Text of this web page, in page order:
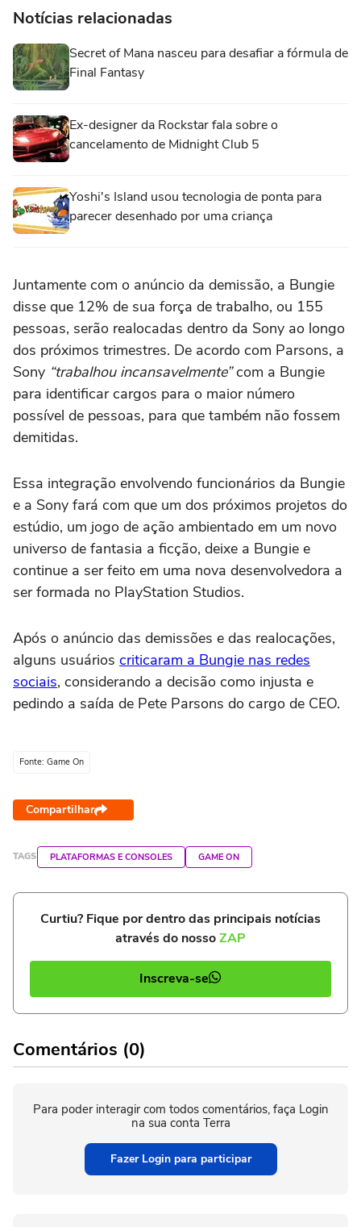
Notícias relacionadas
Secret of Mana nasceu para desafiar a fórmula de
Final Fantasy
Ex-designer da Rockstar fala sobre o
cancelamento de Midnight Club 5
Yoshi's Island usou tecnologia de ponta para
parecer desenhado por uma criança
Juntamente com o anúncio da demissão, a Bungie
disse que 12% de sua força de trabalho, ou 155
pessoas, serão realocadas dentro da Sony ao longo
dos próximos trimestres. De acordo com Parsons, a
Sony “trabalhou incansavelmente”com a Bungie
para identificar cargos para o maior número
possível de pessoas, para que também não fossem
demitidas.
Essa integração envolvendo funcionários da Bungie
e a Sony fará com que um dos próximos projetos do
estúdio, um jogo de ação ambientado em um novo
universo de fantasia a ficção, deixe a Bungie e
continue a ser feito em uma nova desenvolvedora a
ser formada no PlayStation Studios.
Após o anúncio das demissões e das realocações,
alguns usuários criticaram a Bungie nas redes
sociais, considerando a decisão como injusta e
pedindo a saída de Pete Parsons do cargo de CEO.
Fonte: Game On
Compartilhar
TAGS PLATAFORMAS E CONSOLES GAME ON
Curtiu? Fique por dentro das principais notícias
através do nossoZAP
Inscreva-se
Comentários (0)
Para poder interagir com todos comentários, faça Login
na sua conta Terra
Fazer Login para participar